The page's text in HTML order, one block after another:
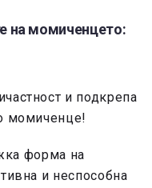
на момиченцето:
и подкрепа
момиченце!
форма на
и неспособна